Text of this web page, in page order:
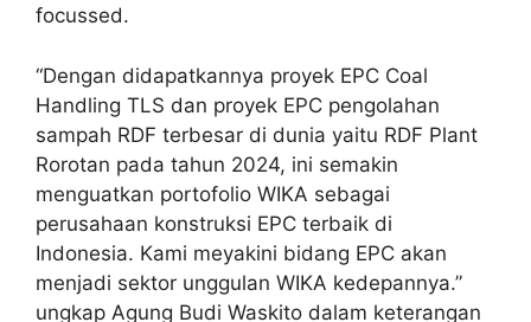
focussed.
“Dengan didapatkannya proyek EPC Coal
Handling TLS dan proyek EPC pengolahan
sampah RDF terbesar di dunia yaitu RDF Plant
Rorotan pada tahun 2024, ini semakin
menguatkan portofolio WIKA sebagai
perusahaan konstruksi EPC terbaik di
Indonesia. Kami meyakini bidang EPC akan
menjadi sektor unggulan WIKA kedepannya.”
ungkap Agung Budi Waskito dalam keterangan